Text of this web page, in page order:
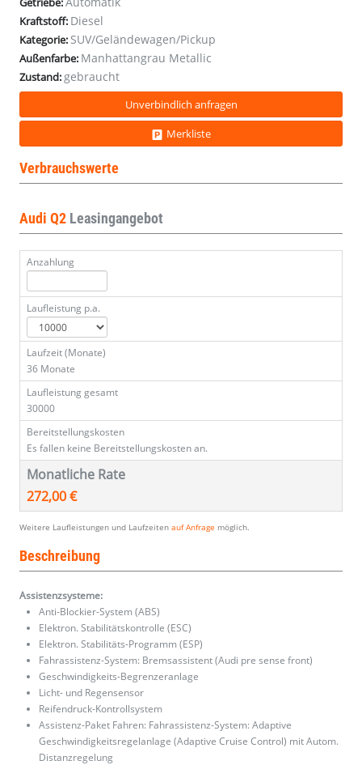
Kraftstoff: Diesel
Kategorie: SUV/Geländewagen/Pickup
Außenfarbe: Manhattangrau Metallic
Zustand:gebraucht
Unverbindlich anfragen
Merkliste
Verbrauchswerte
Audi Q2 Leasingangebot
Anzahlung
Laufleistung p.a.
Laufzeit (Monate)
36 Monate
Laufleistung gesamt
30000
Bereitstellungskosten
Es fallen keine Bereitstellungskosten an.
Monatliche Rate
272,00 €
Weitere Laufleistungen und Laufzeiten auf Anfrage möglich.
Beschreibung
Assistenzsysteme:
Anti-Blockier-System (ABS)
Elektron. Stabilitätskontrolle (ESC)
Elektron. Stabilitäts-Programm (ESP)
Fahrassistenz-System: Bremsassistent (Audi pre sense front)
Geschwindigkeits-Begrenzeranlage
Licht- und Regensensor
Reifendruck-Kontrollsystem
Assistenz-Paket Fahren: Fahrassistenz-System: Adaptive
Geschwindigkeitsregelanlage (Adaptive Cruise Control) mit Autom.
Distanzregelung